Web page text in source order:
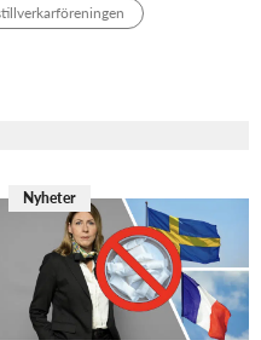
Nyheter